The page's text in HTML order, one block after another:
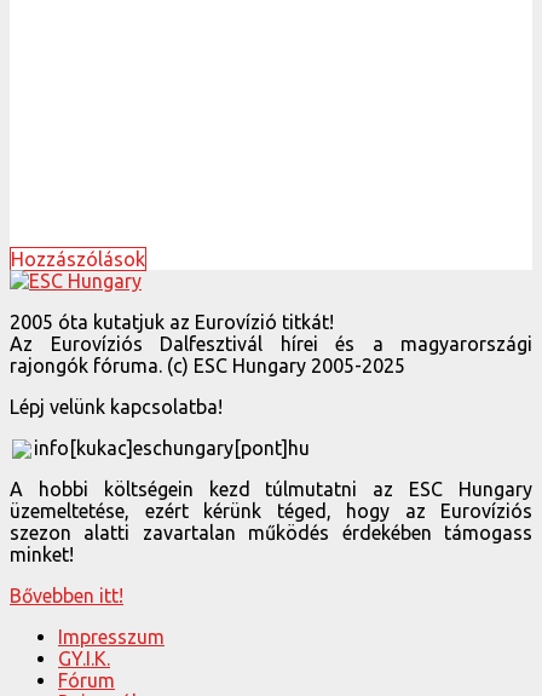
Hozzászólások
2005 óta kutatjuk az Eurovízió titkát!
Az Eurovíziós Dalfesztivál hírei és a magyarországi
rajongók fóruma. (c) ESC Hungary 2005-2025
Lépj velünk kapcsolatba!
info[kukac]eschungary[pont]hu
A hobbi költségein kezd túlmutatni az ESC Hungary
üzemeltetése, ezért kérünk téged, hogy az Eurovíziós
szezon alatti zavartalan működés érdekében támogass
minket!
Bővebben itt!
Impresszum
GY.I.K.
Fórum